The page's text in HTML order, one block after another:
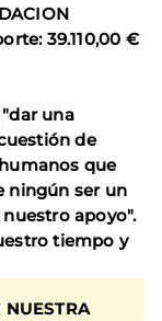
39.110,00 €
una
de
que
ningún ser un
apoyo".
tiempo y
NUESTRA